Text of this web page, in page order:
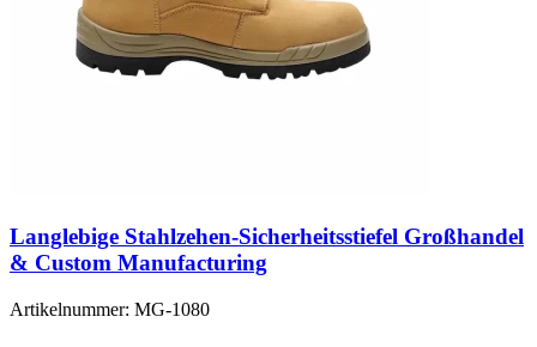
Langlebige Stahlzehen-Sicherheitsstiefel Großhandel
& Custom Manufacturing
Artikelnummer: MG-1080